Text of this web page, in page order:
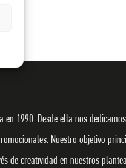
en 1990. Desde ella nos
Nuestro objetivo
de creatividad en nuestros